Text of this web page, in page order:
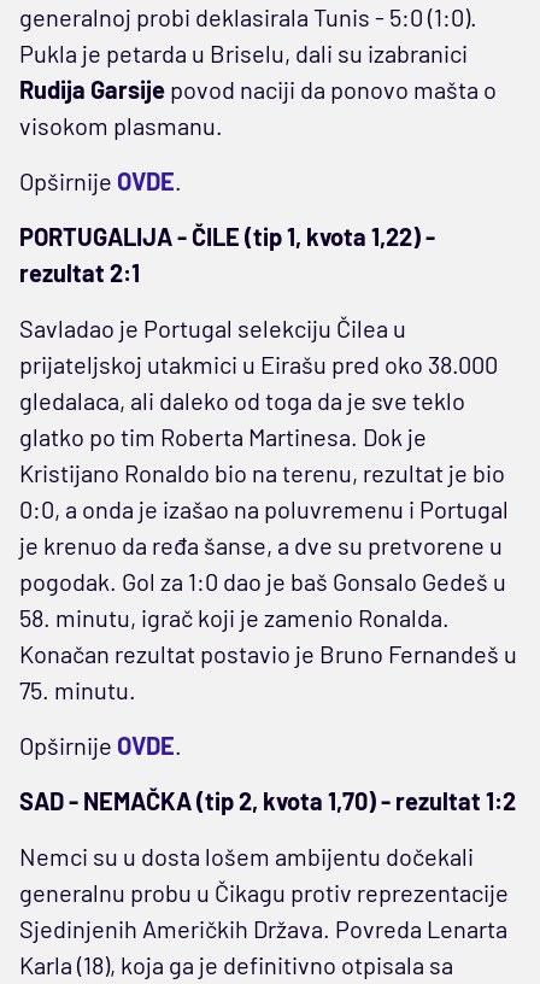
generalnoj probi deklasirala Tunis - 5:0 (1:0).
Pukla je petarda u Briselu, dali su izabranici
Rudija Garsije povod naciji da ponovo mašta o
visokom plasmanu.
Opširnije OVDE.
PORTUGALIJA - ČILE (tip 1, kvota 1,22) -
rezultat 2:1
Savladao je Portugal selekciju Čilea u
prijateljskoj utakmici u Eirašu pred oko 38.000
gledalaca, ali daleko od toga da je sve teklo
glatko po tim Roberta Martinesa. Dok je
Kristijano Ronaldo bio na terenu, rezultat je bio
0:0, a onda je izašao na poluvremenu i Portugal
je krenuo da ređa šanse, a dve su pretvorene u
pogodak. Gol za 1:0 dao je baš Gonsalo Gedeš u
58. minutu, igrač koji je zamenio Ronalda.
Konačan rezultat postavio je Bruno Fernandeš u
75. minutu.
Opširnije OVDE.
SAD - NEMAČKA (tip 2, kvota 1,70) - rezultat 1:2
Nemci su u dosta lošem ambijentu dočekali
generalnu probu u Čikagu protiv reprezentacije
Sjedinjenih Američkih Država. Povreda Lenarta
Karla (18), koja ga je definitivno otpisala sa